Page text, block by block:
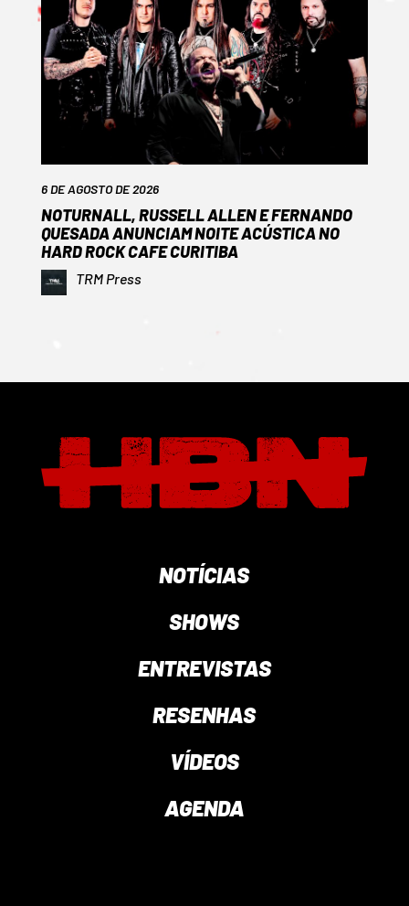
6 DE AGOSTO DE 2026
NOTURNALL, RUSSELL ALLEN E FERNANDO
QUESADA ANUNCIAM NOITE ACÚSTICA NO
HARD ROCK CAFE CURITIBA
TRM Press
NOTÍCIAS
SHOWS
ENTREVISTAS
RESENHAS
VÍDEOS
AGENDA